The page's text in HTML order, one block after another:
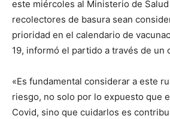
este miércoles al Ministerio de
recolectores de basura sean
prioridad en el calendario de
19, informó el partido a través de un
«Es fundamental considerar a este
riesgo, no solo por lo expuesto que
Covid, sino que cuidarlos es